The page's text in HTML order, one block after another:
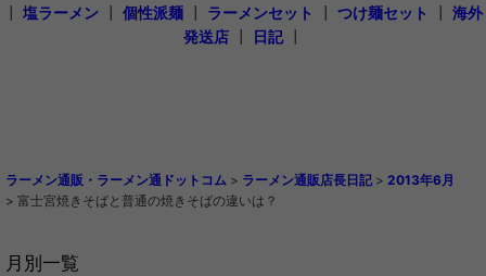
塩ラーメン 個性派麺 ラーメンセット つけ麺セット
海外
発送店
日記┃
ラーメン通販・ラーメン通ドットコム > ラーメン通販店長日記 > 2013年6月
> 富士宮焼きそばと普通の焼きそばの違いは？
月別一覧